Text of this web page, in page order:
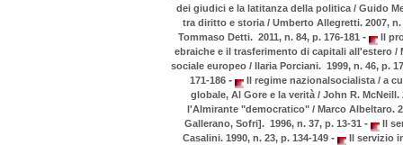
dei giudici e la latitanza della politica / Guido
tra diritto e storia / Umberto Allegretti. 2007, n.
Tommaso Detti. 2011, n. 84, p. 176-181 -
Il
ebraiche e il trasferimento di capitali all'estero /
sociale europeo / Ilaria Porciani. 1999, n. 46, p.
171-186 -
Il regime nazionalsocialista / a
globale, Al Gore e la verità / John R. McNeill.
l'Almirante "democratico" / Marco Albeltaro.
Gallerano, Sofri]. 1996, n. 37, p. 13-31 -
Il
Casalini. 1990, n. 23, p. 134-149 -
Il servizio